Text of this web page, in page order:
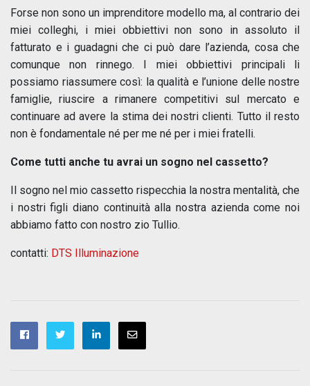
Forse non sono un imprenditore modello ma, al contrario dei
miei colleghi, i miei obbiettivi non sono in assoluto il
fatturato e i guadagni che ci può dare l’azienda, cosa che
comunque non rinnego. I miei obbiettivi principali li
possiamo riassumere così: la qualità e l’unione delle nostre
famiglie, riuscire a rimanere competitivi sul mercato e
continuare ad avere la stima dei nostri clienti. Tutto il resto
non è fondamentale né per me né per i miei fratelli.
Come tutti anche tu avrai un sogno nel cassetto?
Il sogno nel mio cassetto rispecchia la nostra mentalità, che
i nostri figli diano continuità alla nostra azienda come noi
abbiamo fatto con nostro zio Tullio.
contatti: DTS Illuminazione